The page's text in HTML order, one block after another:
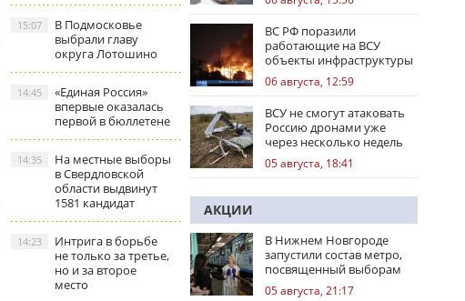
В Подмосковье
выбрали главу
округа Лотошино
15:07
«Единая Россия»
впервые оказалась
первой в бюллетене
14:45
На местные выборы
в Свердловской
области выдвинут
1581 кандидат
14:35
Интрига в борьбе
не только за третье,
но и за второе
место
14:23
ВС РФ поразили
работающие на ВСУ
объекты инфраструктуры
и центры логистики
06 августа, 12:59
ВСУ не смогут атаковать
Россию дронами уже
через несколько недель
05 августа, 18:41
АКЦИИ
В Нижнем Новгороде
запустили состав метро,
посвященный выборам
05 августа, 21:17